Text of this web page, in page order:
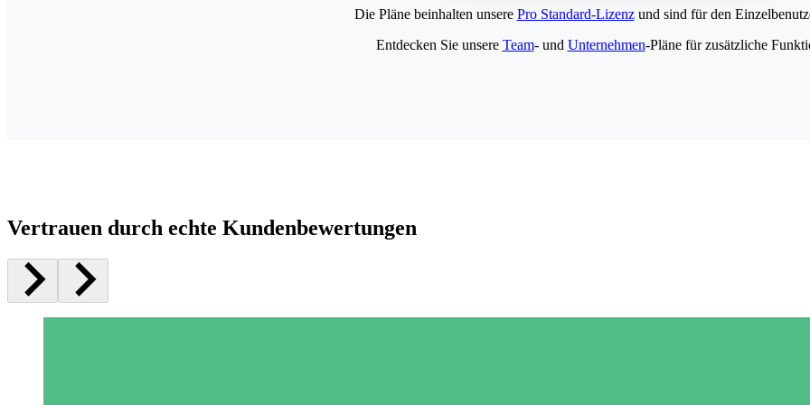
Die Pläne beinhalten unsere Pro Standard-Lizenzund sind für den
Entdecken Sie unsere Team- und Unternehmen-Pläne für zusätzliche
Vertrauen durch echte Kundenbewertungen